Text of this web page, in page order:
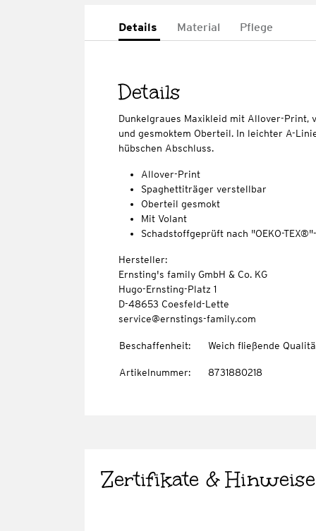
Details Material Pflege
Details
Dunkelgraues Maxikleid mit Allover-Print,
und gesmoktem Oberteil. In leichter A-
hübschen Abschluss.
Allover-Print
Spaghettiträger verstellbar
Oberteil gesmokt
Mit Volant
Schadstoffgeprüft nach "OEKO-
Hersteller:
Ernsting's family GmbH & Co. KG
Hugo-Ernsting-Platz 1
D-48653 Coesfeld-Lette
service@ernstings-family.com
Beschaffenheit: Weich fließende
Artikelnummer: 8731880218
Zertifikate & Hinweise